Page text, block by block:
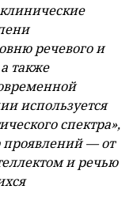
речевого и
также
используется
спектра»,
— от
и речью